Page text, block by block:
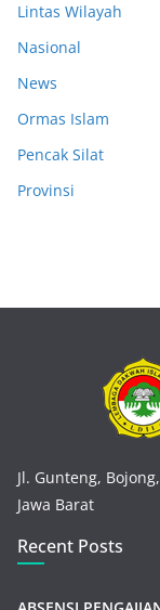
Lintas Wilayah
Nasional
News
Ormas Islam
Pencak Silat
Provinsi
Jl. Gunteng,
Jawa Barat
Recent Posts